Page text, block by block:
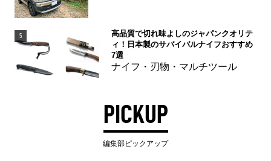
5
高品質で切れ味よしのジャパンクオリテ
ィ！日本製のサバイバルナイフおすすめ
7選
ナイフ・刃物・マルチツール
PICKUP
編集部ピックアップ